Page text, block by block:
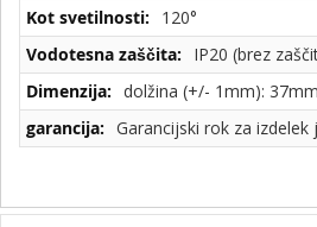
120°
IP20 (brez
dolžina (+/- 1mm):
Garancijski rok za izdelek